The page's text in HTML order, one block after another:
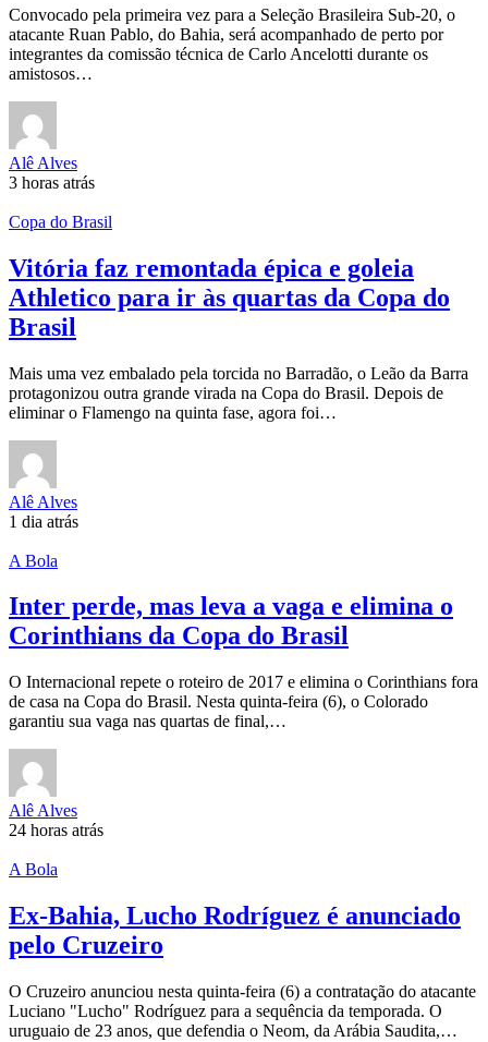
Convocado pela primeira vez para a Seleção Brasileira Sub-20, o
atacante Ruan Pablo, do Bahia, será acompanhado de perto por
integrantes da comissão técnica de Carlo Ancelotti durante os
amistosos…
Alê Alves
3 horas atrás
Copa do Brasil
Vitória faz remontada épica e goleia
Athletico para ir às quartas da Copa do
Brasil
Mais uma vez embalado pela torcida no Barradão, o Leão da Barra
protagonizou outra grande virada na Copa do Brasil. Depois de
eliminar o Flamengo na quinta fase, agora foi…
Alê Alves
1 dia atrás
A Bola
Inter perde, mas leva a vaga e elimina o
Corinthians da Copa do Brasil
O Internacional repete o roteiro de 2017 e elimina o Corinthians fora
de casa na Copa do Brasil. Nesta quinta-feira (6), o Colorado
garantiu sua vaga nas quartas de final,…
Alê Alves
24 horas atrás
A Bola
Ex-Bahia, Lucho Rodríguez é anunciado
pelo Cruzeiro
O Cruzeiro anunciou nesta quinta-feira (6) a contratação do atacante
Luciano "Lucho" Rodríguez para a sequência da temporada. O
uruguaio de 23 anos, que defendia o Neom, da Arábia Saudita,…